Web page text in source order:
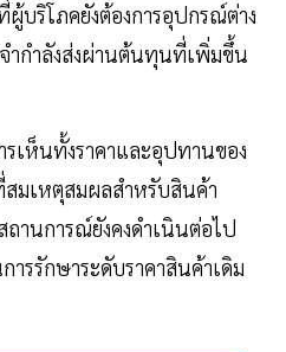
ผู้บริโภคยังต้องการอุปกรณ์ต่าง
กำลังส่งผ่านต้นทุนที่เพิ่มขึ้น
รเห็นทั้งราคาและอุปทานของ
มเหตุสมผลสำหรับสินค้า
านการณ์ยังคงดำเนินต่อไป
รรักษาระดับราคาสินค้าเดิม